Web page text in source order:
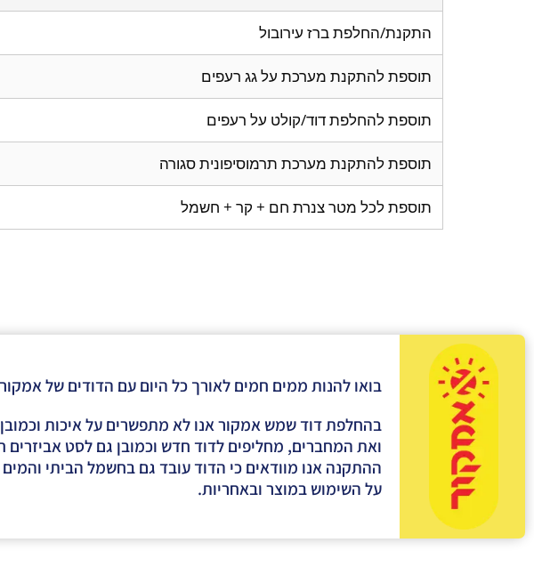
התקנת/החלפת ברז עירובול
תוספת להתקנת מערכת על גג רעפים
תוספת להחלפת דוד/קולט על רעפים
תוספת להתקנת מערכת תרמוסיפונית סגורה
תוספת לכל מטר צנרת חם + קר + חשמל
בואו להנות ממים חמים לאורך כל היום עם הדודים של
בהחלפת דוד שמש אמקור אנו לא מתפשרים על איכות
ואת המחברים, מחליפים לדוד חדש וכמובן גם לסט אביזרים
ההתקנה אנו מוודאים כי הדוד עובד גם בחשמל הביתי
על השימוש במוצר ובאחריות.